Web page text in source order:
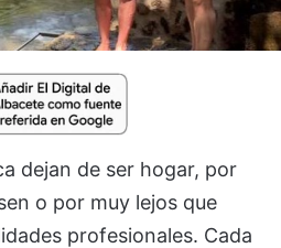
dejan de ser hogar, por
o por muy lejos que
profesionales. Cada